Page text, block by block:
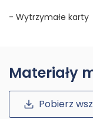
- Wytrzymałe karty
Materiały
Pobierz